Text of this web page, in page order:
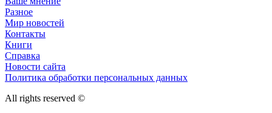
Разное
Мир новостей
Контакты
Книги
Справка
Новости сайта
Политика обработки персональных данных
All rights reserved ©